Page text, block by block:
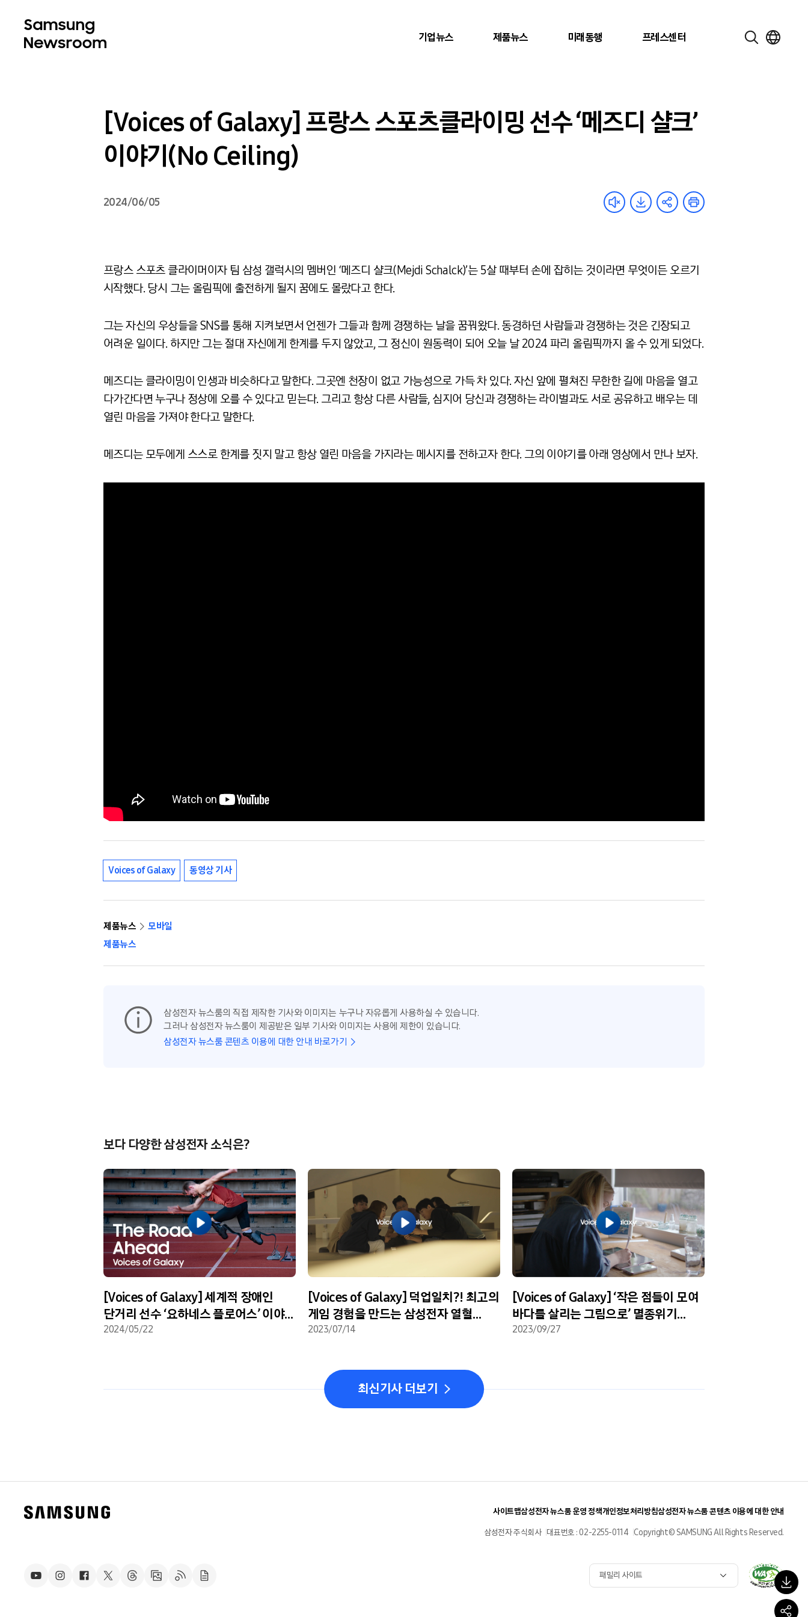
기업뉴스 제품뉴스 미래동행 프레스센터
[Voices of Galaxy] 프랑스 스포츠클라이밍 선수 ‘메즈디 샬크’
이야기(No Ceiling)
2024/06/05
프랑스 스포츠 클라이머이자 팀 삼성 갤럭시의 멤버인 ‘메즈디 샬크(Mejdi Schalck)’는 5살 때부터 손에 잡히는 것이라면 무엇이든 오르기
시작했다. 당시 그는 올림픽에 출전하게 될지 꿈에도 몰랐다고 한다.
그는 자신의 우상들을 SNS를 통해 지켜보면서 언젠가 그들과 함께 경쟁하는 날을 꿈꿔왔다. 동경하던 사람들과 경쟁하는 것은 긴장되고
어려운 일이다. 하지만 그는 절대 자신에게 한계를 두지 않았고, 그 정신이 원동력이 되어 오늘 날 2024 파리 올림픽까지 올 수 있게 되었다.
메즈디는 클라이밍이 인생과 비슷하다고 말한다. 그곳엔 천장이 없고 가능성으로 가득 차 있다. 자신 앞에 펼쳐진 무한한 길에 마음을 열고
다가간다면 누구나 정상에 오를 수 있다고 믿는다. 그리고 항상 다른 사람들, 심지어 당신과 경쟁하는 라이벌과도 서로 공유하고 배우는 데
열린 마음을 가져야 한다고 말한다.
메즈디는 모두에게 스스로 한계를 짓지 말고 항상 열린 마음을 가지라는 메시지를 전하고자 한다. 그의 이야기를 아래 영상에서 만나 보자.
Voices of Galaxy 동영상 기사
제품뉴스
모바일
제품뉴스
삼성전자 뉴스룸의 직접 제작한 기사와 이미지는 누구나 자유롭게 사용하실 수 있습니다.
그러나 삼성전자 뉴스룸이 제공받은 일부 기사와 이미지는 사용에 제한이 있습니다.
삼성전자 뉴스룸 콘텐츠 이용에 대한 안내 바로가기
보다 다양한 삼성전자 소식은?
[Voices of Galaxy] 세계적 장애인
단거리 선수 ‘요하네스 플로어스’ 이야기
(The Road Ahead)
2024/05/22
[Voices of Galaxy] 덕업일치?! 최고의
게임 경험을 만드는 삼성전자 열혈
임직원
2023/07/14
[Voices of Galaxy] ‘작은 점들이 모여
바다를 살리는 그림으로’ 멸종위기
상어를 보호하기 위한 레이첼 브룩스의
2023/09/27
최신기사 더보기
사이트맵삼성전자 뉴스룸 운영 정책개인정보처리방침삼성전자 뉴스룸 콘텐츠 이용에 대한 안내
삼성전자 주식회사 대표번호 : 02-2255-0114 Copyright© SAMSUNG All Rights Reserved.
패밀리 사이트